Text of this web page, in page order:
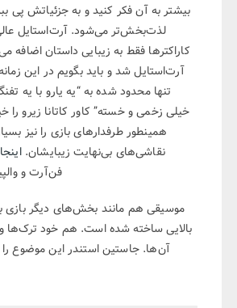
بیشتر به آن فکر کنید و به جزئیاتش پی
لذت‌بخش‌تر می‌شود. آرت‌استایل
کاراکتر‌ها فقط به زیبایی داستان اضافه
آرت‌استایل شد و باید بگویم در این
تنها محدود شده به “یه یارو با یه
خیلی زخمی و خسته” کاور کاتانا زیرو
همینطور طرفدار‌های بازی را نیز
نقاشی‌های بی‌نهایت زیبایشان.اینجا
فن‌آرت و
موسیقی هم مانند بخش‌های دیگر بازی
بالایی ساخته شده است. هم خود ترک‌ها
آن‌ها. جاستین استندر این موضوع